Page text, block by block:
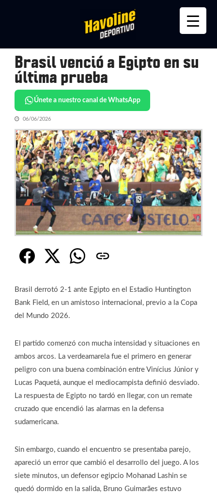
Brasil venció a Egipto en su
última prueba
Únete a nuestro canal de WhatsApp
06/06/2026
Brasil derrotó 2-1 ante Egipto en el Estadio Huntington
Bank Field, en un amistoso internacional, previo a la Copa
del Mundo 2026.
El partido comenzó con mucha intensidad y situaciones en
ambos arcos. La verdeamarela fue el primero en generar
peligro con una buena combinación entre Vinícius Júnior y
Lucas Paquetá, aunque el mediocampista definió desviado.
La respuesta de Egipto no tardó en llegar, con un remate
cruzado que encendió las alarmas en la defensa
sudamericana.
Sin embargo, cuando el encuentro se presentaba parejo,
apareció un error que cambió el desarrollo del juego. A los
siete minutos, un defensor egipcio Mohanad Lashin se
quedó dormido en la salida, Bruno Guimarães estuvo